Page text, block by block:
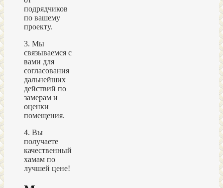
подрядчиков
по вашему
проекту.
3. Мы
связываемся с
вами для
согласования
дальнейших
действий по
замерам и
оценки
помещения.
4. Вы
получаете
качественный
хамам по
лучшей цене!